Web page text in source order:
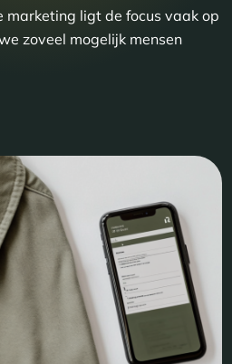
ligt de focus vaak op
zoveel mogelijk mensen